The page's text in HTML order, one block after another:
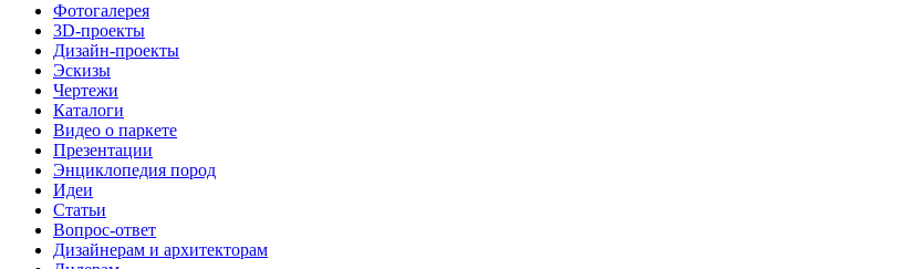
Фотогалерея
3D-проекты
Дизайн-проекты
Эскизы
Чертежи
Каталоги
Видео о паркете
Презентации
Энциклопедия пород
Идеи
Статьи
Вопрос-ответ
Дизайнерам и архитекторам